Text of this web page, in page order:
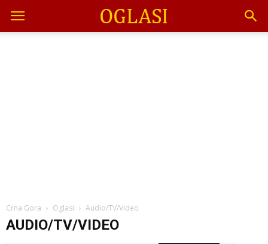
Crna Gora Oglasi Audio/TV/Video
AUDIO/TV/VIDEO